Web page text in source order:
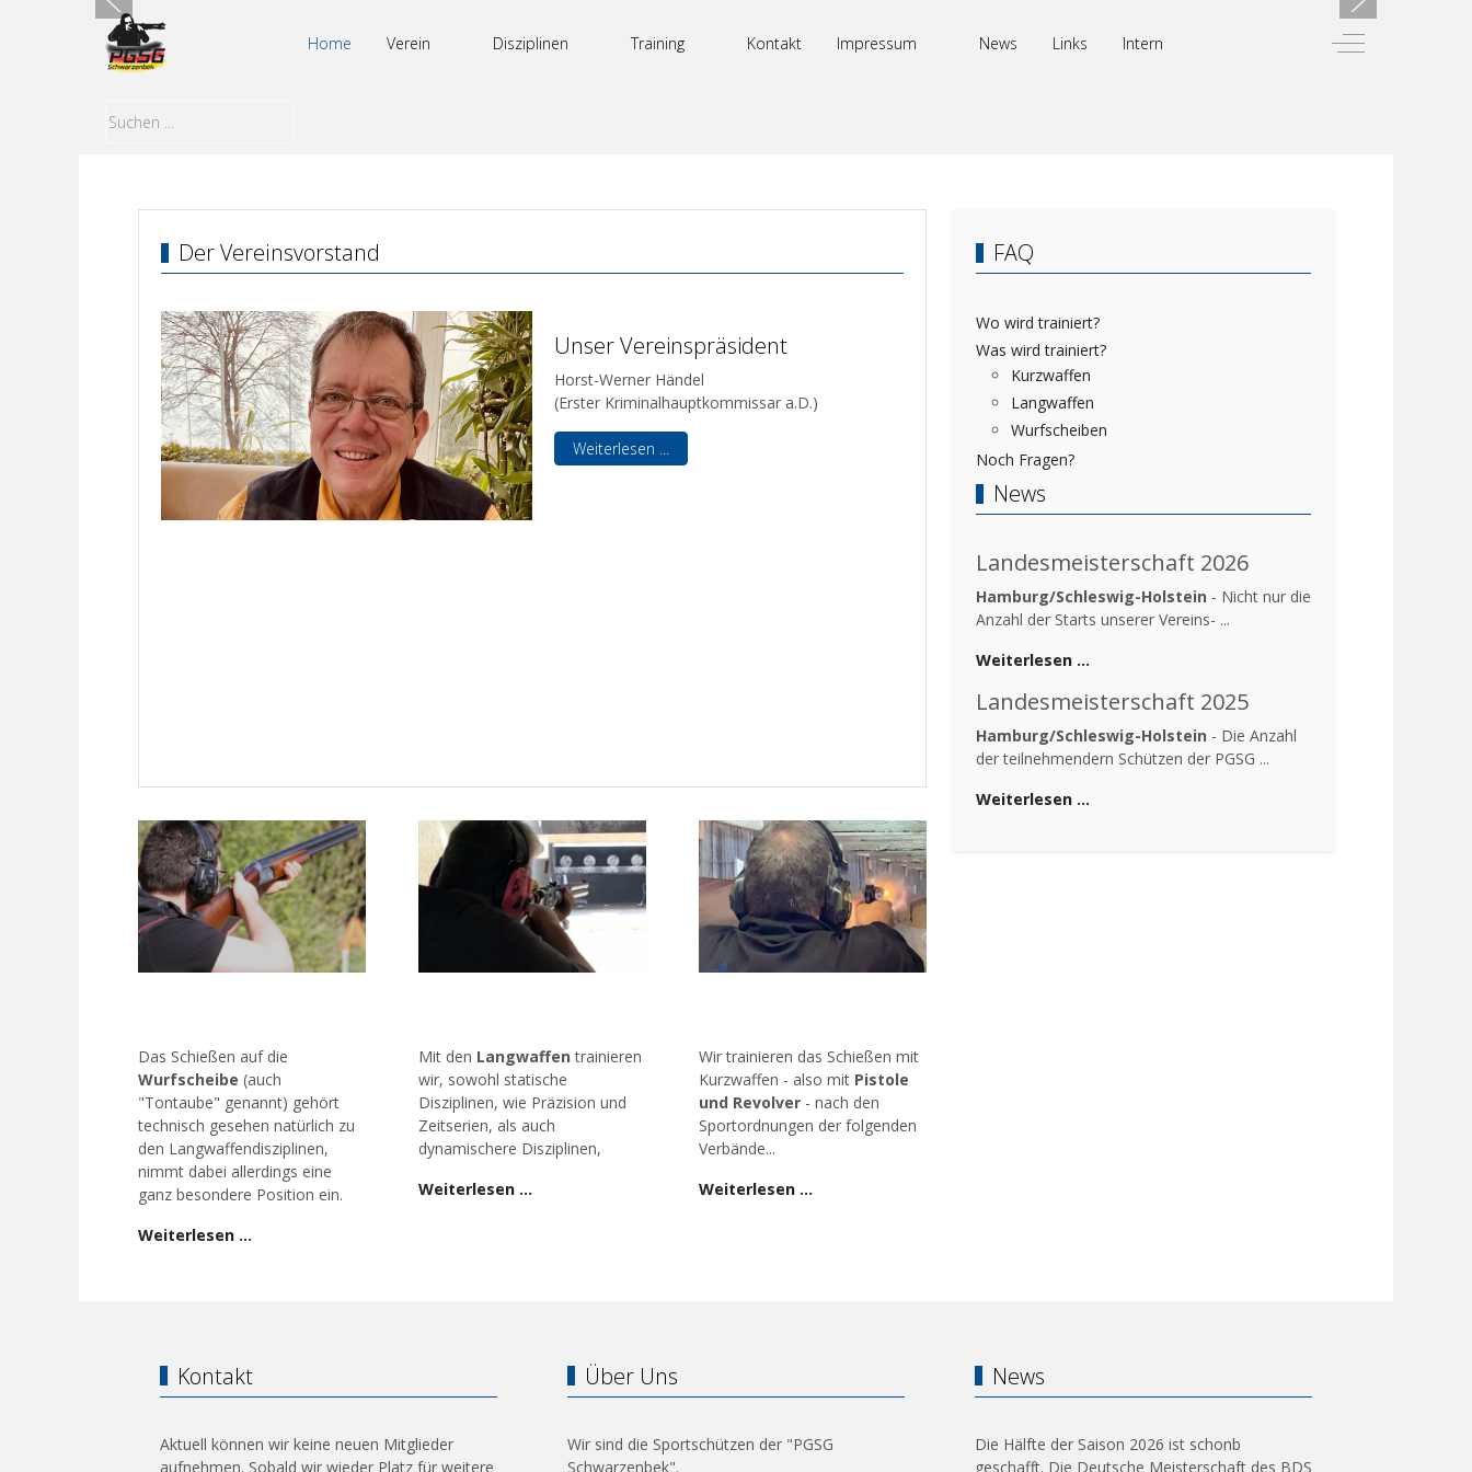
Home Verein Disziplinen Training Kontakt Impressum News Links Intern Off-Canvas
Der Vereinsvorstand
Unser Vereinspräsident
Horst-Werner Händel
(Erster Kriminalhauptkommissar a.D.)
Weiterlesen ...
Das Schießen auf die
Wurfscheibe (auch
"Tontaube" genannt) gehört
technisch gesehen natürlich zu
den Langwaffendisziplinen,
nimmt dabei allerdings eine
ganz besondere Position ein.
Weiterlesen …
Mit den Langwaffen trainieren
wir, sowohl statische
Disziplinen, wie Präzision und
Zeitserien, als auch
dynamischere Disziplinen,
Weiterlesen …
Wir trainieren das Schießen mit
Kurzwaffen - also mit Pistole
und Revolver - nach den
Sportordnungen der folgenden
Verbände...
Weiterlesen …
FAQ
Wo wird trainiert?
Was wird trainiert?
Kurzwaffen
Langwaffen
Wurfscheiben
Noch Fragen?
News
Landesmeisterschaft 2026
Hamburg/Schleswig-Holstein - Nicht nur die
Anzahl der Starts unserer Vereins- ...
Weiterlesen …
Landesmeisterschaft 2025
Hamburg/Schleswig-Holstein - Die Anzahl
der teilnehmendern Schützen der PGSG ...
Weiterlesen …
Kontakt
Aktuell können wir keine neuen Mitglieder
aufnehmen. Sobald wir wieder Platz für weitere
Über Uns
Wir sind die Sportschützen der "PGSG
Schwarzenbek".
News
Die Hälfte der Saison 2026 ist schonb
geschafft. Die Deutsche Meisterschaft des BDS